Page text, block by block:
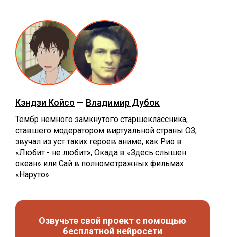
Кэндзи Койсо — Владимир Дубок
Тембр немного замкнутого старшеклассника,
ставшего модератором виртуальной страны ОЗ,
звучал из уст таких героев аниме, как Рио в
«Любит - не любит», Окада в «Здесь слышен
океан» или Сай в полнометражных фильмах
«Наруто».
Озвучьте свой проект с помощью
бесплатной нейросети